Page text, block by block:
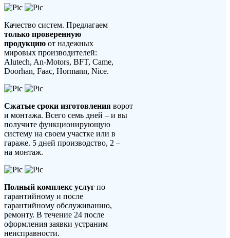
Качество систем. Предлагаем
только проверенную
продукцию от надежных
мировых производителей:
Alutech, An-Motors, BFT, Came,
Doorhan, Faac, Hormann, Nice.
Сжатые сроки изготовления ворот
и монтажа. Всего семь дней – и вы
получите функционирующую
систему на своем участке или в
гараже. 5 дней производство, 2 –
на монтаж.
Полный комплекс услуг по
гарантийному и после
гарантийному обслуживанию,
ремонту. В течение 24 после
оформления заявки устраним
неисправности.